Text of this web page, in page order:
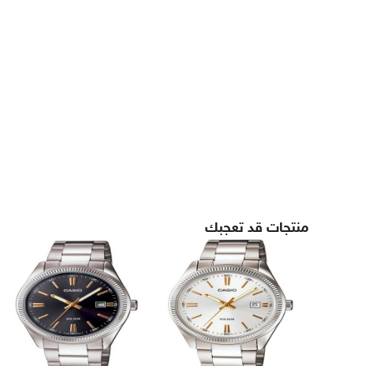
منتجات قد تعجبك